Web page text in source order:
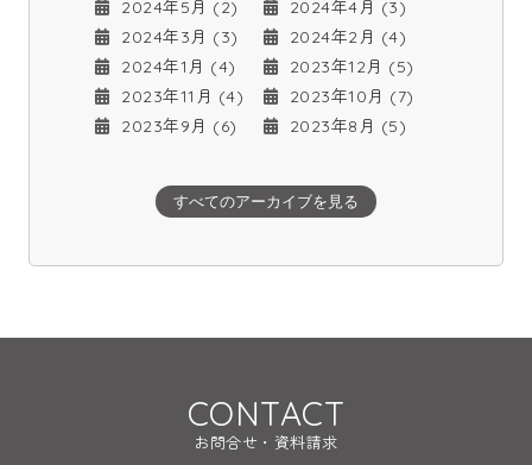
2024年5月 (2)
2024年4月 (3)
2024年3月 (3)
2024年2月 (4)
2024年1月 (4)
2023年12月 (5)
2023年11月 (4)
2023年10月 (7)
2023年9月 (6)
2023年8月 (5)
すべてのアーカイブを見る
CONTACT
お問合せ・資料請求